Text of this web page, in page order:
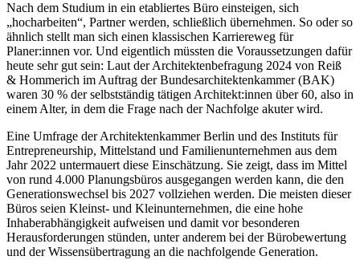
Nach dem Studium in ein etabliertes Büro einsteigen, sich
„hocharbeiten“, Partner werden, schließlich übernehmen. So oder so
ähnlich stellt man sich einen klassischen Karriereweg für
Planer:innen vor. Und eigentlich müssten die Voraussetzungen dafür
heute sehr gut sein: Laut der Architektenbefragung 2024 von Reiß
& Hommerich im Auftrag der Bundesarchitektenkammer (BAK)
waren 30 % der selbstständig tätigen Architekt:innen über 60, also in
einem Alter, in dem die Frage nach der Nachfolge akuter wird.
Eine Umfrage der Architektenkammer Berlin und des Instituts für
Entrepreneurship, Mittelstand und Familienunternehmen aus dem
Jahr 2022 untermauert diese Einschätzung. Sie zeigt, dass im Mittel
von rund 4.000 Planungsbüros ausgegangen werden kann, die den
Generationswechsel bis 2027 vollziehen werden. Die meisten dieser
Büros seien Kleinst- und Kleinunternehmen, die eine hohe
Inhaberabhängigkeit aufweisen und damit vor besonderen
Herausforderungen stünden, unter anderem bei der Bürobewertung
und der Wissensübertragung an die nachfolgende Generation.